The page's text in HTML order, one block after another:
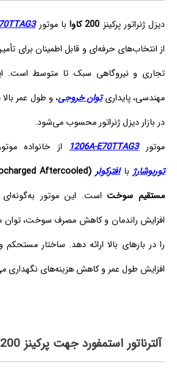
دیزل ژنراتور پرکینز 200 کاوا با موتور
از انتخاب‌های حرفه‌ای و قابل اطمینان برای
تجاری و نیروگاهی سبک تا متوسط است.
مهندسی، پایداریتوان خروجی، و طول عمر بالا
در بازار دیزل ژنراتور محسوب می‌شود.
موتور1206A-E70TTAG3از خانواده موتورهای 6
توربوشارژباافترکولر(Turbocharged Aftercooled)
مستقیم سوختاست. این موتور
افزایش راندمان و کاهش مصرف سوخت، توان
را در بارهای بالا ارائه دهد. ساختار
افزایش طول عمر و کاهش هزینه‌های نگهداری
آلترناتور استمفورد جهت پرکینز 200 کاوا